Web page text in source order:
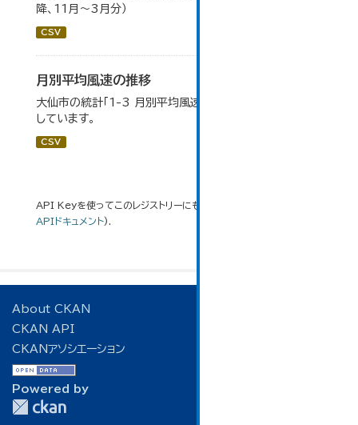
降、11月～3月分）
CSV
月別平均風速の推移
大仙市の統計「1-3 月別平均風速の推移」のデータを参照
しています。
CSV
API Keyを使ってこのレジストリーにもアクセス可能です
APIドキュメント).
About CKAN
CKAN API
CKANアソシエーション
Powered by